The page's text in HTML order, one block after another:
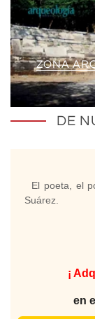
ZONA
DE
El poeta, el
Suárez.
¡
en